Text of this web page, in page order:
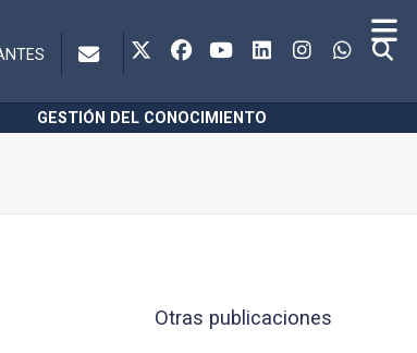
GESTIÓN DEL CONOCIMIENTO
Otras publicaciones